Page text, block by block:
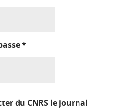
*
du CNRS le journal